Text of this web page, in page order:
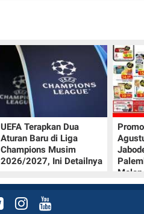
UEFA Terapkan Dua
Aturan Baru di Liga
Champions Musim
2026/2027, Ini Detailnya